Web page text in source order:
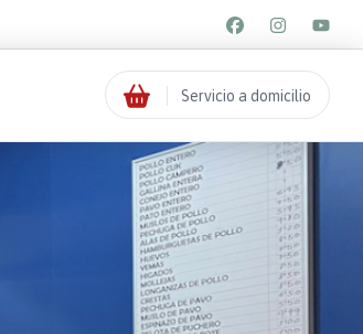
Servicio a domicilio